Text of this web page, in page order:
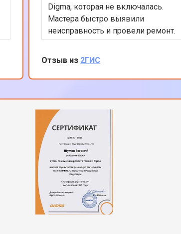
Digma, которая не включалась.
Мастера быстро выявили
неисправность и провели ремонт.
Обслуживание было быстрым и
эффективным, а стоимость ремонта
оказалась вполне разумной. Теперь
моя электронная книга работает
качеством обслуживания и
вниманием к деталям. Спасибо за
вашу работу!
Отзыв из 2ГИС